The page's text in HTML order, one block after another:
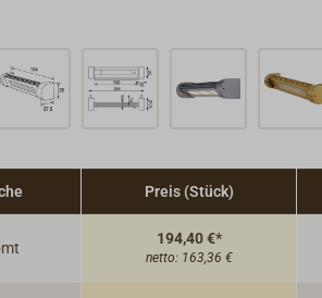
Preis (Stück)
194,40 €*
netto: 163,36 €